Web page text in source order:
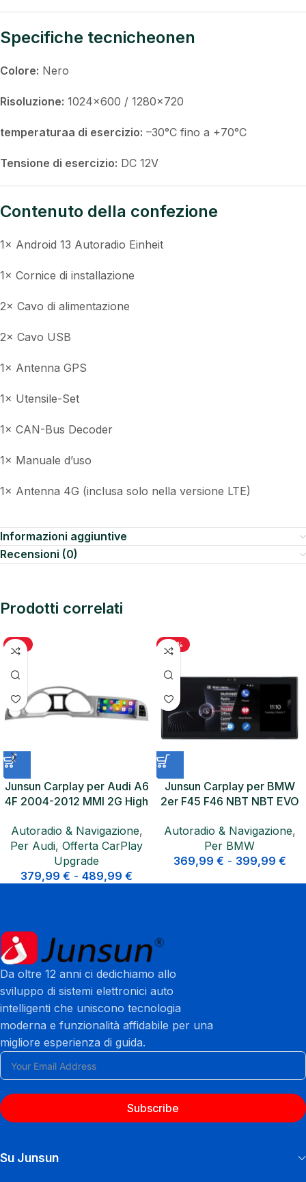
Specifiche tecnicheonen
Colore: Nero
Risoluzione: 1024×600 / 1280×720
temperaturaa di esercizio: –30°C fino a +70°C
Tensione di esercizio: DC 12V
Contenuto della confezione
1× Android 13 Autoradio Einheit
1× Cornice di installazione
2× Cavo di alimentazione
2× Cavo USB
1× Antenna GPS
1× Utensile-Set
1× CAN-Bus Decoder
1× Manuale d’uso
1× Antenna 4G (inclusa solo nella versione LTE)
Informazioni aggiuntive
Recensioni (0)
Prodotti correlati
-11%
Junsun Carplay per Audi A6
4F 2004-2012 MMI 2G High
Auto
Autoradio & Navigazione,
Per Audi, Offerta CarPlay
Upgrade
379,99 € - 489,99 €
-20%
Junsun Carplay per BMW
2er F45 F46 NBT NBT EVO
Autoradio & Navigazione,
Per BMW
369,99 € - 399,99 €
Da oltre 12 anni ci dedichiamo allo
sviluppo di sistemi elettronici auto
intelligenti che uniscono tecnologia
moderna e funzionalità affidabile per una
migliore esperienza di guida.
Subscribe
Su Junsun